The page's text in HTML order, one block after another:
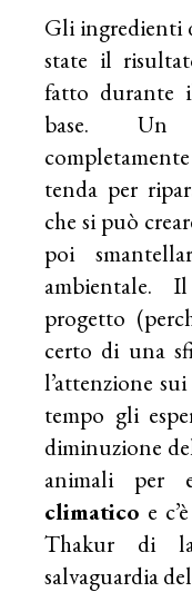
Gli ingredienti
state il
fatto durante
base. Un
completamente
tenda per
che si può
poi
ambientale.
progetto
certo di una
l’attenzione
tempo gli
diminuzione
animali per
climatico e
Thakur di
salvaguardia